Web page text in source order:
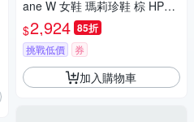
ane W 女鞋 瑪莉珍鞋 棕 HP71
30
$2,924 85折
挑戰低價 券
加入購物車